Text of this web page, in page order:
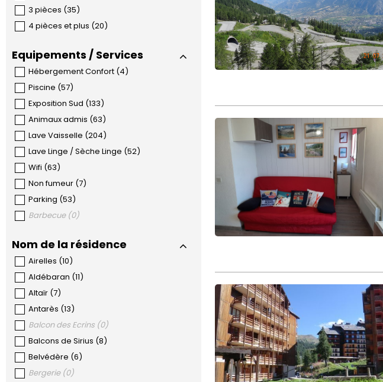
3 pièces (35)
4 pièces et plus (20)
Equipements / Services
Hébergement Confort (4)
Piscine (57)
Exposition Sud (133)
Animaux admis (63)
Lave Vaisselle (204)
Lave Linge / Sèche Linge (52)
Wifi (63)
Non fumeur (7)
Parking (53)
Barbecue (0)
Nom de la résidence
Airelles (10)
Aldébaran (11)
Altaïr (7)
Antarès (13)
Balcon des Ecrins (0)
Balcons de Sirius (8)
Belvédère (6)
Bergerie (0)